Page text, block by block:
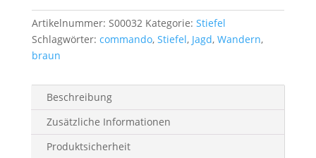
Artikelnummer: S00032 Kategorie: Stiefel
Schlagwörter: commando, Stiefel, Jagd, Wandern,
braun
Beschreibung
Zusätzliche Informationen
Produktsicherheit